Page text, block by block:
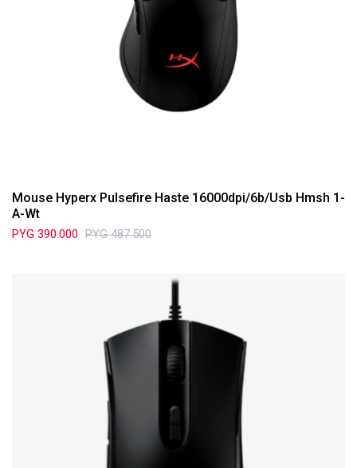
Mouse Hyperx Pulsefire Haste 16000dpi/6b/Usb Hmsh 1-
A-Wt
PYG 390.000 PYG 487.500